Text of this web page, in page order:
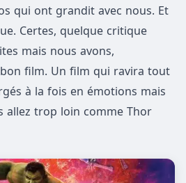
qui ont grandit avec nous. Et
Certes, quelque critique
mais nous avons,
film. Un film qui ravira tout
à la fois en émotions mais
allez trop loin comme Thor